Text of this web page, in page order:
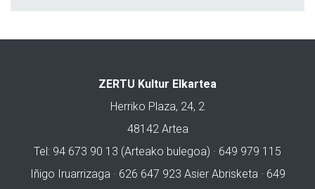
ZERTU Kultur Elkartea
Herriko Plaza, 24, 2
48142 Artea
Tel: 94 673 90 13 (Arteako bulegoa) · 649 979 115
Iñigo Iruarrizaga · 626 647 923 Asier Abrisketa · 649